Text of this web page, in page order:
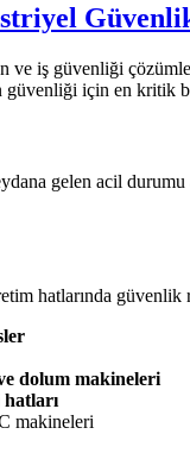
ve iş güvenliği
güvenliği için en kritik
gelen acil durumu
hatlarında
dolum makineleri
makineleri